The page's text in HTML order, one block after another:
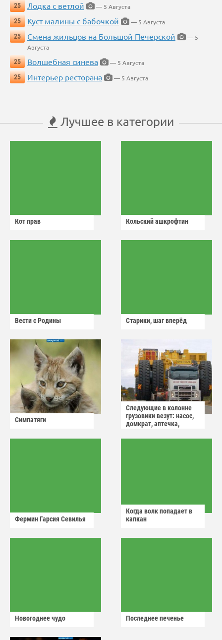
25
Лодка с ветлой
— 5 Августа
25
Куст малины с бабочкой
— 5 Августа
25
Смена жильцов на Большой Печерской
— 5
Августа
25
Волшебная синева
— 5 Августа
25
Интерьер ресторана — 5 Августа
Лучшее в категории
Кот прав Кольский ашкрофтин
Вести с Родины Старики, шаг вперёд
Симпатяги
Следующие в колонне
грузовики везут: насос,
домкрат, аптечка,
Фермин Гарсия Севилья
Когда волк попадает в
капкан
Новогоднее чудо Последнее печенье